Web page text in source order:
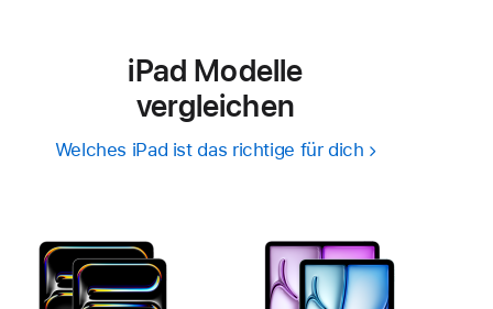
iPad Modelle
vergleichen
Welches iPad ist das richtige für dich